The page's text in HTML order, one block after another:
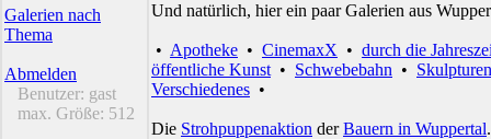
Galerien nach
Thema
Abmelden
Benutzer: gast
max. Größe: 512
Und natürlich, hier ein paar Galerien aus
• Apotheke • CinemaxX • durch die
öffentliche Kunst • Schwebebahn •
Verschiedenes •
Die Strohpuppenaktion derBauern in Wuppertal.